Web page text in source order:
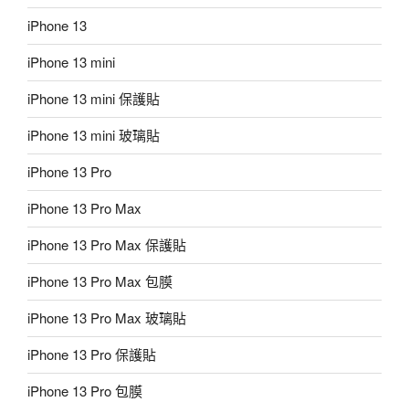
iPhone 13
iPhone 13 mini
iPhone 13 mini 保護貼
iPhone 13 mini 玻璃貼
iPhone 13 Pro
iPhone 13 Pro Max
iPhone 13 Pro Max 保護貼
iPhone 13 Pro Max 包膜
iPhone 13 Pro Max 玻璃貼
iPhone 13 Pro 保護貼
iPhone 13 Pro 包膜